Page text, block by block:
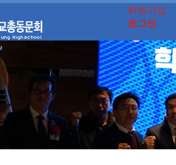
navigation
회원가입
로그인